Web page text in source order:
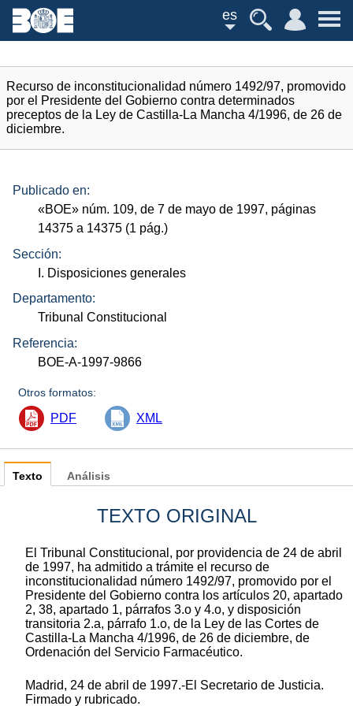
es
Recurso de inconstitucionalidad número 1492/97, promovido
por el Presidente del Gobierno contra determinados
preceptos de la Ley de Castilla-La Mancha 4/1996, de 26 de
diciembre.
Publicado en:
«BOE» núm. 109, de 7 de mayo de 1997, páginas
14375 a 14375 (1 pág.)
Sección:
I. Disposiciones generales
Departamento:
Tribunal Constitucional
Referencia:
BOE-A-1997-9866
Otros formatos:
PDF XML
Texto
TEXTO ORIGINAL
El Tribunal Constitucional, por providencia de 24 de abril
de 1997, ha admitido a trámite el recurso de
inconstitucionalidad número 1492/97, promovido por el
Presidente del Gobierno contra los artículos 20, apartado
2, 38, apartado 1, párrafos 3.o y 4.o, y disposición
transitoria 2.a, párrafo 1.o, de la Ley de las Cortes de
Castilla-La Mancha 4/1996, de 26 de diciembre, de
Ordenación del Servicio Farmacéutico.
Madrid, 24 de abril de 1997.-El Secretario de Justicia.
Firmado y rubricado.
Análisis